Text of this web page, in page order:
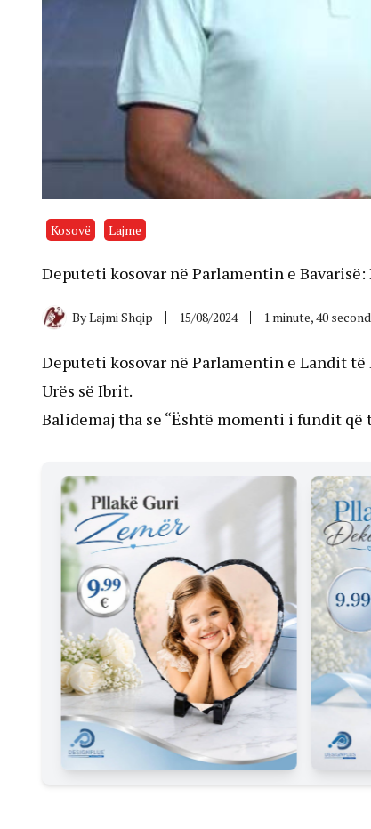
Kosovë Lajme
Deputeti kosovar në Parlamentin e
ByLajmi Shqip 15/08/2024 1 minute, 40
Deputeti kosovar në Parlamentin e Landit të
Urës së Ibrit.
Balidemaj tha se “Është momenti i fundit që